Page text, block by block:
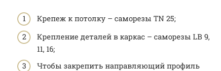
Крепеж к потолку – саморезы TN 25;
Крепление деталей в каркас – саморезы LB 9,
11, 16;
Чтобы закрепить направляющий профиль